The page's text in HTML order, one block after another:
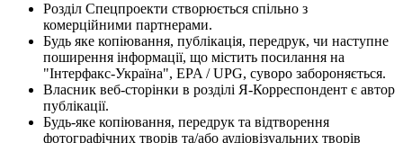
Розділ Спецпроекти створюється спільно з
комерційними партнерами.
Будь яке копіювання, публікація, передрук, чи наступне
поширення інформації, що містить посилання на
"Інтерфакс-Україна", EPA / UPG, суворо забороняється.
Власник веб-сторінки в розділі Я-Корреспондент є автор
публікації.
Будь-яке копіювання, передрук та відтворення
фотографічних творів та/або аудіовізуальних творів